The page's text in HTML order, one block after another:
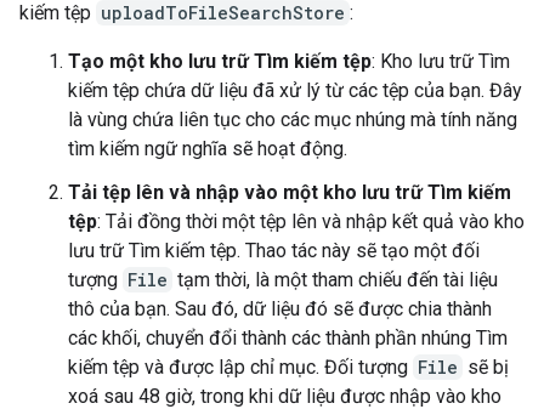
kiếm tệp uploadToFileSearchStore :
Tạo một kho lưu trữ Tìm kiếm tệp: Kho lưu trữ Tìm
kiếm tệp chứa dữ liệu đã xử lý từ các tệp của bạn. Đây
là vùng chứa liên tục cho các mục nhúng mà tính năng
tìm kiếm ngữ nghĩa sẽ hoạt động.
Tải tệp lên và nhập vào một kho lưu trữ Tìm kiếm
tệp: Tải đồng thời một tệp lên và nhập kết quả vào kho
lưu trữ Tìm kiếm tệp. Thao tác này sẽ tạo một đối
tượng File tạm thời, là một tham chiếu đến tài liệu
thô của bạn. Sau đó, dữ liệu đó sẽ được chia thành
các khối, chuyển đổi thành các thành phần nhúng Tìm
kiếm tệp và được lập chỉ mục. Đối tượng File sẽ bị
xoá sau 48 giờ, trong khi dữ liệu được nhập vào kho